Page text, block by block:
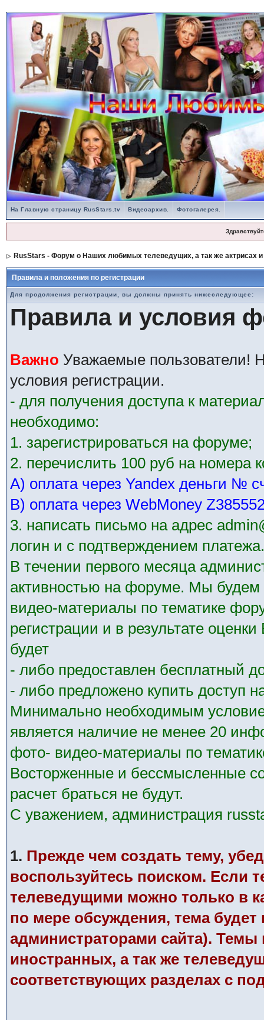
На Главную страницу RusStars.tv Видеоархив. Фотогалерея.
RusStars - Форум о Наших любимых телеведущих, а так же актрисах и
Правила и положения по регистрации
Для продолжения регистрации, вы должны принять нижеследующее:
Правила и условия
Важно Уважаемые пользователи!
условия регистрации.
- для получения доступа к
необходимо:
1. зарегистрироваться на форуме;
2. перечислить 100 руб на номера
А) оплата через Yandex деньги №
В) оплата через WebMoney
3. написать письмо на адрес
логин и с подтверждением платежа.
В течении первого месяца
активностью на форуме. Мы
видео-материалы по тематике
регистрации и в результате
будет
- либо предоставлен бесплатный
- либо предложено купить доступ
Минимально необходимым
является наличие не менее 20
фото- видео-материалы по
Восторженные и бессмысленные
расчет браться не будут.
С уважением, администрация
1. Прежде чем создать тему,
воспользуйтесь поиском. Если
телеведущими можно только в
по мере обсуждения, тема
администраторами сайта). Темы
иностранных, а так же
соответствующих разделах с